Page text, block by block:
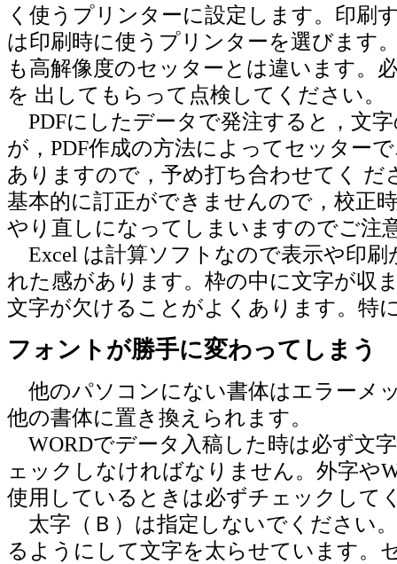
く使うプリンターに設定します。印刷
は印刷時に使うプリンターを選びます
も高解像度のセッターとは違います。
を 出してもらって点検してください。
PDFにしたデータで発注すると，文
が，PDF作成の方法によってセッター
ありますので，予め打ち合わせてく だ
基本的に訂正ができませんので，校正
やり直しになってしまいますのでご注
Excel は計算ソフトなので表示や印刷
れた感があります。枠の中に文字が収
文字が欠けることがよくあります。特
フォントが勝手に変わってしまう
他のパソコンにない書体はエラーメ
他の書体に置き換えられます。
WORDでデータ入稿した時は必ず文
ェックしなければなりません。外字や
使用しているときは必ずチェックして
太字（Ｂ）は指定しないでください
るようにして文字を太らせています。